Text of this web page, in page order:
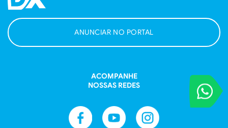
VOCÊ
Entre em
ANUNCIAR NO PORTAL
ACOMPANHE
NOSSAS REDES